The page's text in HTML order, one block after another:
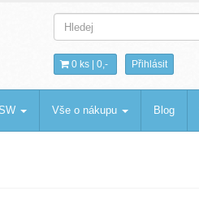
0 ks | 0,- Přihlásit
Vše o nákupu Blog